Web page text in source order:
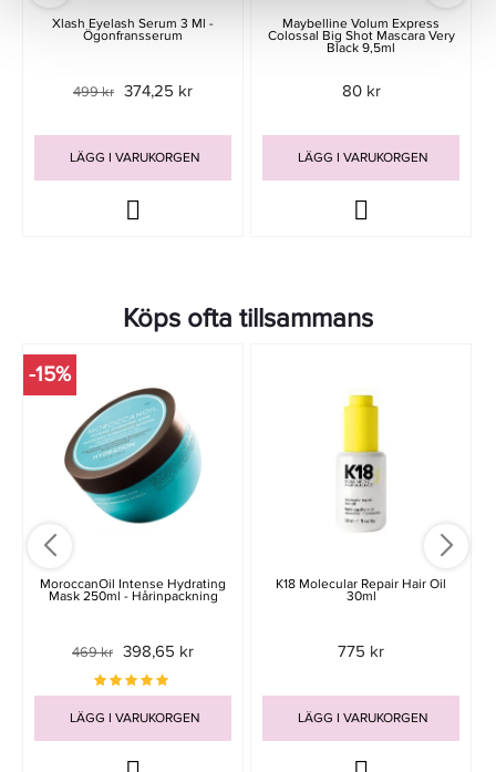
Xlash Eyelash Serum 3 Ml -
Ögonfransserum
499 kr 374,25 kr
LÄGG I VARUKORGEN
Maybelline Volum Express
Colossal Big Shot Mascara Very
Black 9,5ml
80 kr
LÄGG I VARUKORGEN
Köps ofta tillsammans
-15%
MoroccanOil Intense Hydrating
Mask 250ml - Hårinpackning
469 kr 398,65 kr
LÄGG I VARUKORGEN
K18 Molecular Repair Hair Oil
30ml
775 kr
LÄGG I VARUKORGEN